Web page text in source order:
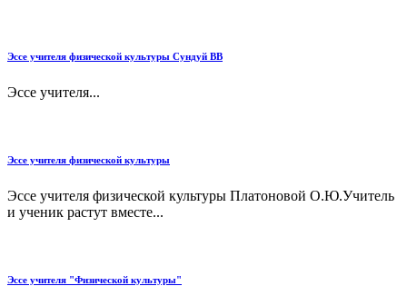
Эссе учителя физической культуры Сундуй ВВ
Эссе учителя...
Эссе учителя физической культуры
Эссе учителя физической культуры Платоновой О.Ю.Учитель
и ученик растут вместе...
Эссе учителя "Физической культуры"